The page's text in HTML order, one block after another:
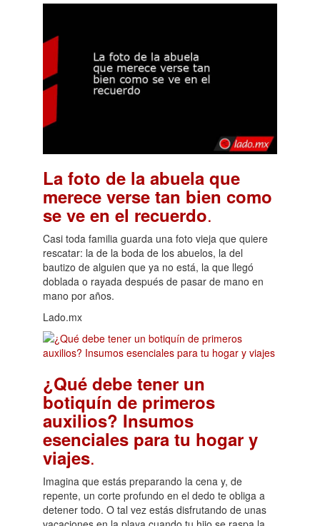
La foto de la abuela que
merece verse tan bien como
se ve en el recuerdo.
Casi toda familia guarda una foto vieja que quiere
rescatar: la de la boda de los abuelos, la del
bautizo de alguien que ya no está, la que llegó
doblada o rayada después de pasar de mano en
mano por años.
Lado.mx
¿Qué debe tener un
botiquín de primeros
auxilios? Insumos
esenciales para tu hogar y
viajes.
Imagina que estás preparando la cena y, de
repente, un corte profundo en el dedo te obliga a
detener todo. O tal vez estás disfrutando de unas